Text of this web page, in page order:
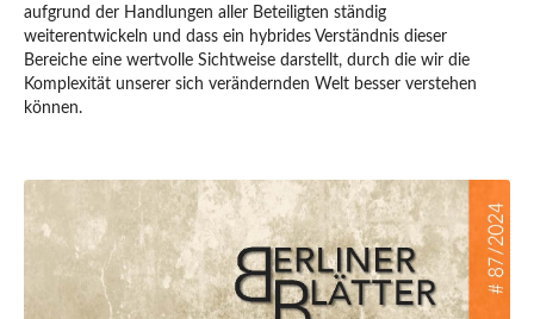
aufgrund der Handlungen aller Beteiligten ständig
weiterentwickeln und dass ein hybrides Verständnis dieser
Bereiche eine wertvolle Sichtweise darstellt, durch die wir die
Komplexität unserer sich verändernden Welt besser verstehen
können.